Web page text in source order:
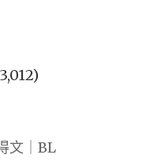
文｜BL